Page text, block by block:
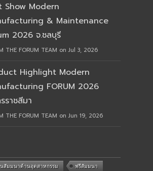
Show Modern
& Maintenance
2026 จ.ชลบุรี
THE FORUM TEAM on Jul 3, 2026
Highlight Modern
FORUM 2026
ราชสีมา
THE FORUM TEAM on Jun 19, 2026
สัมมนาด้านอุตสาหกรรม ฟรีสัมมนา